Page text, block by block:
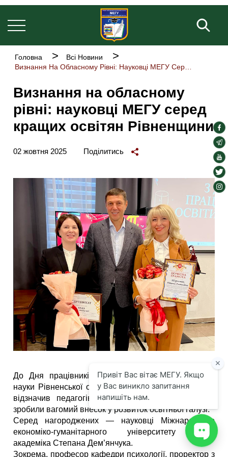
Перейти
до
основного
вмісту
Основна
Рядок
навіґації
Головна
Всі Новини
Визнання на обласному
рівні: науковці МЕГУ серед
кращих освітян Рівненщини
02 жовтня 2025 Поділитись
До Дня працівників освіти Департамент освіти і
науки Рівненської обласної державної адміністрації
відзначив педагогів і науковців Рівненщини, які
зробили вагомий внесок у розвиток освітньої галузі.
Серед нагороджених — науковці Міжнародного
економіко-гуманітарного університету імені
академіка Степана Дем’янчука.
Зокрема, професор кафедри психології, проректор з